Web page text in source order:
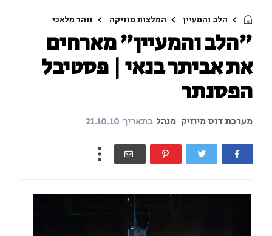
הלב והמעיין המלצות מוזיקה זוהר מלאכי
"הלב והמעיין" מארחים
את אביתר בנאי | פסטיבל
הפסנתר
מערכת דוס מיוזיק מנהל בתאריך 21.10.10